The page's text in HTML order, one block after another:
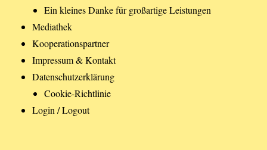
Ein kleines Danke für großartige Leistungen
Mediathek
Kooperationspartner
Impressum & Kontakt
Datenschutzerklärung
Cookie-Richtlinie
Login / Logout